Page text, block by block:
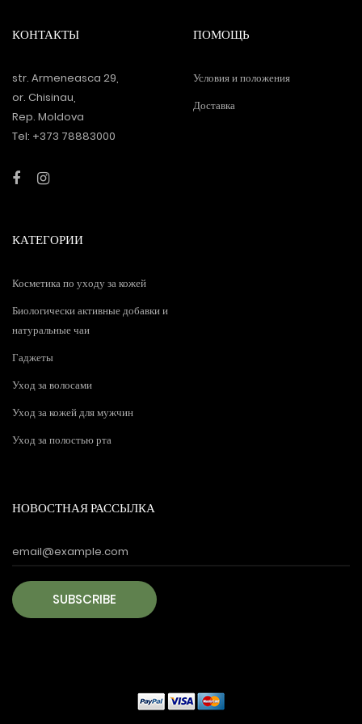
КОНТАКТЫ
str. Armeneasca 29,
or. Chisinau,
Rep. Moldova
Tel: +373 78883000
ПОМОЩЬ
Условия и положения
Доставка
КАТЕГОРИИ
Косметика по уходу за кожей
Биологически активные добавки и
натуральные чаи
Гаджеты
Уход за волосами
Уход за кожей для мужчин
Уход за полостью рта
НОВОСТНАЯ РАССЫЛКА
SUBSCRIBE